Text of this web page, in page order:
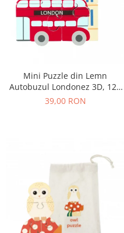
Mini Puzzle din Lemn
Autobuzul Londonez 3D, 12+
Luni, 4 Piese
39,00 RON